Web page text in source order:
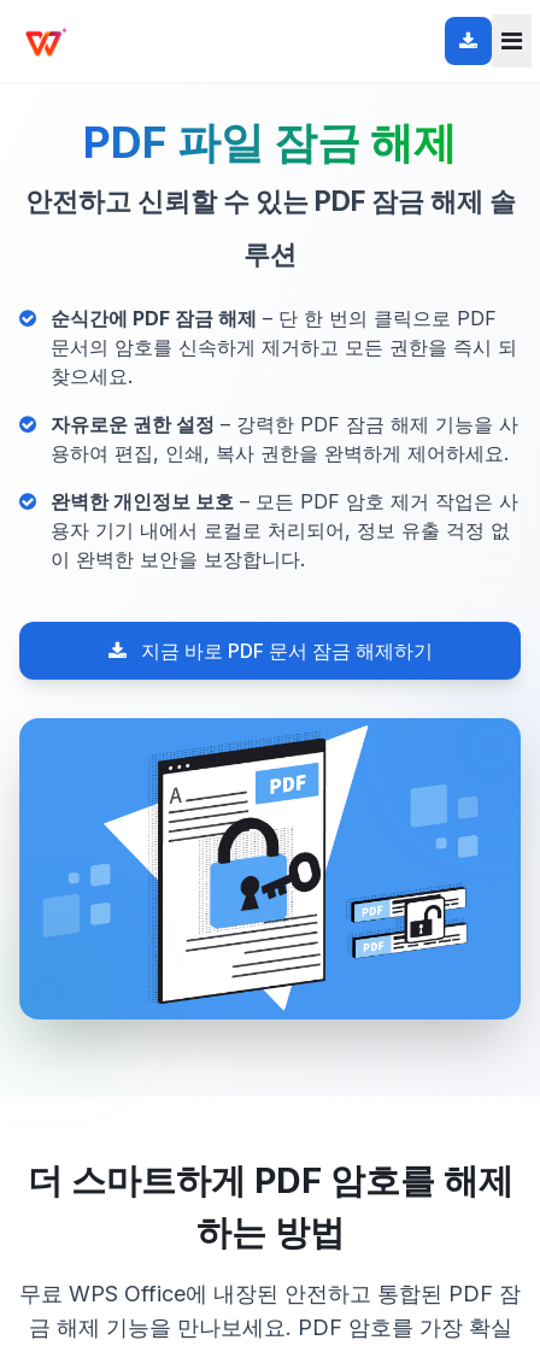
PDF 파일 잠금 해제
안전하고 신뢰할 수 있는 PDF 잠금 해제 솔
루션
순식간에 PDF 잠금 해제 – 단 한 번의 클릭으로 PDF
문서의 암호를 신속하게 제거하고 모든 권한을 즉시 되
찾으세요.
자유로운 권한 설정 – 강력한 PDF 잠금 해제 기능을 사
용하여 편집, 인쇄, 복사 권한을 완벽하게 제어하세요.
완벽한 개인정보 보호 – 모든 PDF 암호 제거 작업은 사
용자 기기 내에서 로컬로 처리되어, 정보 유출 걱정 없
이 완벽한 보안을 보장합니다.
지금 바로 PDF 문서 잠금 해제하기
더 스마트하게 PDF 암호를 해제
하는 방법
무료 WPS Office에 내장된 안전하고 통합된 PDF 잠
금 해제 기능을 만나보세요. PDF 암호를 가장 확실